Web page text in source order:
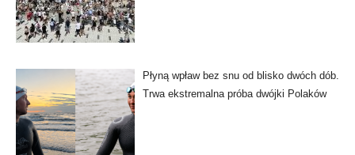
Płyną wpław bez snu od blisko dwóch dób.
Trwa ekstremalna próba dwójki Polaków